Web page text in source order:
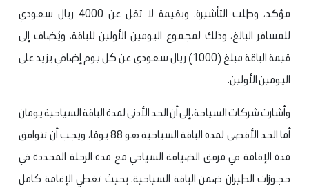
مؤكد، وطلب التأشيرة، وبقيمة لا تقل عن 4000 ريال سعودي
للمسافر البالغ، وذلك لمجموع اليومين الأولين للباقة، ويُضاف إلى
قيمة الباقة مبلغ (1000) ريال سعودي عن كل يوم إضافي يزيد على
اليومين الأولين.
وأشارت شركات السياحة، إلى أن الحد الأدنى لمدة الباقة السياحية يومان
أما الحد الأقصى لمدة الباقة السياحية هو 88 يومًا، ويجب أن تتوافق
مدة الإقامة في مرفق الضيافة السياحي مع مدة الرحلة المحددة في
حجوزات الطيران ضمن الباقة السياحية، بحيث تغطي الإقامة كامل